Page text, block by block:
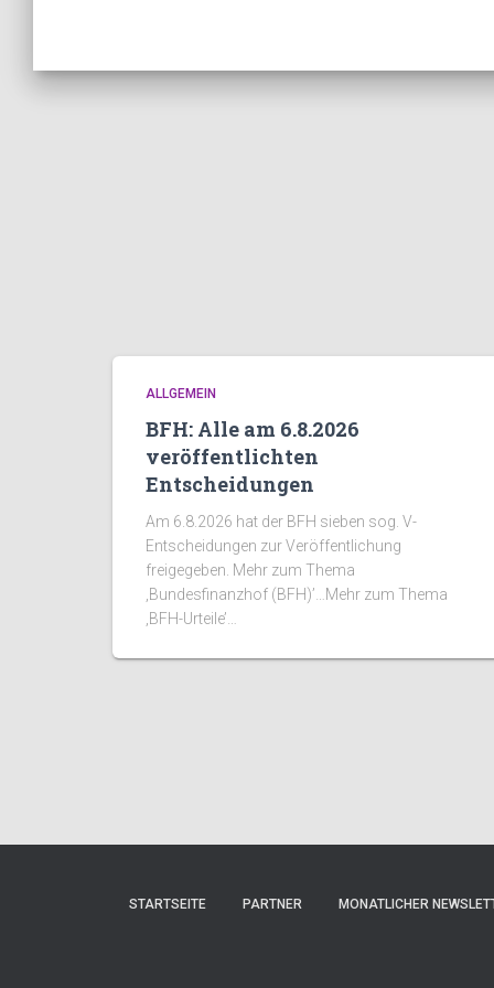
ALLGEMEIN
BFH: Alle am 6.8.2026
veröffentlichten
Entscheidungen
Am 6.8.2026 hat der BFH sieben sog. V-
Entscheidungen zur Veröffentlichung
freigegeben. Mehr zum Thema
‚Bundesfinanzhof (BFH)’…Mehr zum Thema
‚BFH-Urteile’…
STARTSEITE PARTNER MONATLICHER